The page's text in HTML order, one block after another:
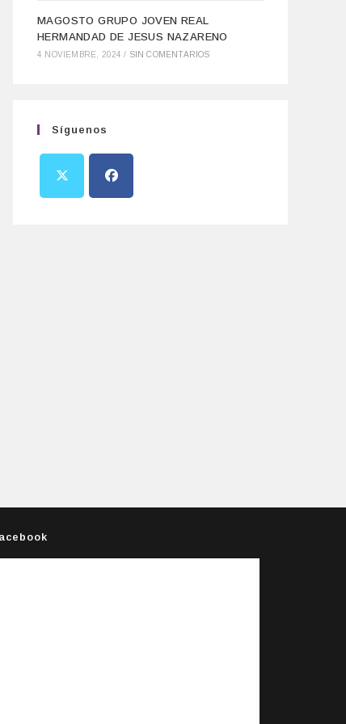
MAGOSTO GRUPO JOVEN REAL
HERMANDAD DE JESUS NAZARENO
4 NOVIEMBRE, 2024 / SIN COMENTARIOS
Síguenos